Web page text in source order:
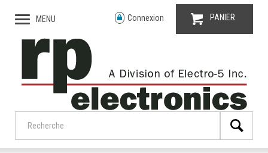
MENU Connexion PANIER